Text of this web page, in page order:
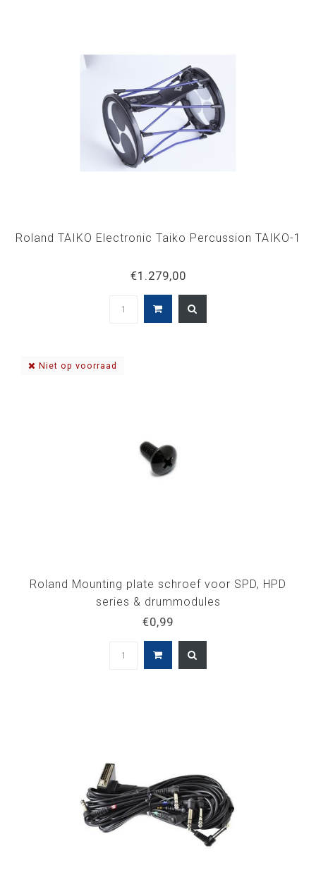
Roland TAIKO Electronic Taiko Percussion TAIKO-1
€1.279,00
Niet op voorraad
Roland Mounting plate schroef voor SPD, HPD
series & drummodules
€0,99